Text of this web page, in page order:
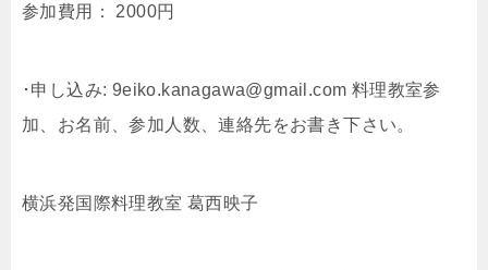
参加費用： 2000円
･申し込み: 9eiko.kanagawa@gmail.com 料理教室参
加、お名前、参加人数、連絡先をお書き下さい。
横浜発国際料理教室 葛西映子